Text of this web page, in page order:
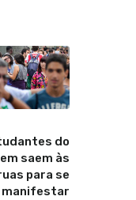
do
saem às
para se
manifestar